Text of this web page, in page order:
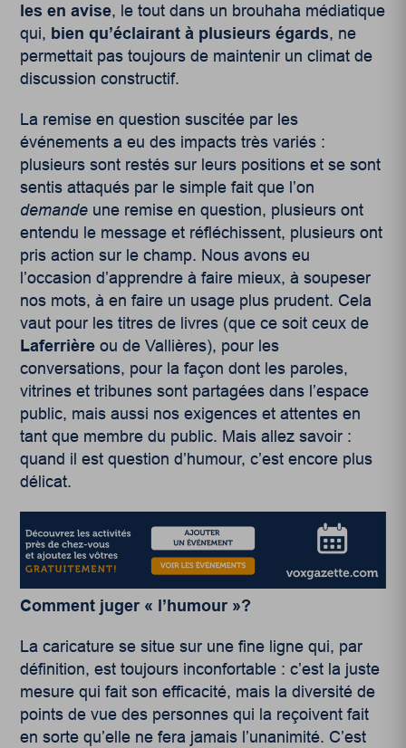
les en avise, le tout dans un brouhaha médiatique
qui, bien qu’éclairant à plusieurs égards, ne
permettait pas toujours de maintenir un climat de
discussion constructif.
La remise en question suscitée par les
événements a eu des impacts très variés :
plusieurs sont restés sur leurs positions et se sont
sentis attaqués par le simple fait que l’on
demande une remise en question, plusieurs ont
entendu le message et réfléchissent, plusieurs ont
pris action sur le champ. Nous avons eu
l’occasion d’apprendre à faire mieux, à soupeser
nos mots, à en faire un usage plus prudent. Cela
vaut pour les titres de livres (que ce soit ceux de
Laferrière ou de Vallières), pour les
conversations, pour la façon dont les paroles,
vitrines et tribunes sont partagées dans l’espace
public, mais aussi nos exigences et attentes en
tant que membre du public. Mais allez savoir :
quand il est question d’humour, c’est encore plus
délicat.
Comment juger « l’humour »?
La caricature se situe sur une fine ligne qui, par
définition, est toujours inconfortable : c’est la juste
mesure qui fait son efficacité, mais la diversité de
points de vue des personnes qui la reçoivent fait
en sorte qu’elle ne fera jamais l’unanimité. C’est